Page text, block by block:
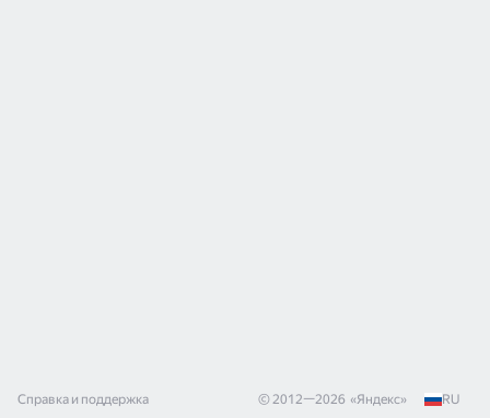
Справка и поддержка © 2012—2026 «Яндекс» RU